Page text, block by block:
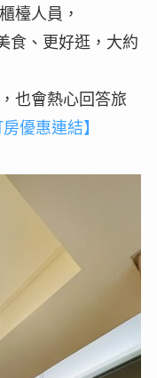
檯人員，
食、更好逛，大約
也會熱心回答旅
優惠連結】